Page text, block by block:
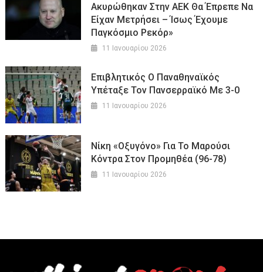
Ακυρώθηκαν Στην ΑΕΚ Θα Έπρεπε Να
Είχαν Μετρήσει – Ίσως Έχουμε
Παγκόσμιο Ρεκόρ»
11 Ιανουαρίου 2026
Επιβλητικός Ο Παναθηναϊκός
Υπέταξε Τον Πανσερραϊκό Με 3-0
11 Ιανουαρίου 2026
Νίκη «οξυγόνο» Για Το Μαρούσι
Κόντρα Στον Προμηθέα (96-78)
11 Ιανουαρίου 2026